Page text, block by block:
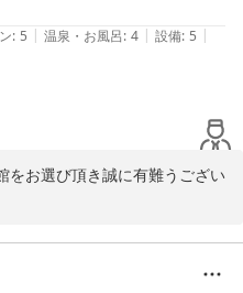
を宜しくお願いいたします。
古米なのかなと思いました。自
のかもしれません。それとスー
れ以外は大満足なので８月も予
: 5 | 温泉・お風呂: 4 | 設備: 5 |
をお選び頂き誠に有難うござい
お客様に安心・安全・何より快